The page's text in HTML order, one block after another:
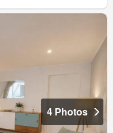
4 Photos